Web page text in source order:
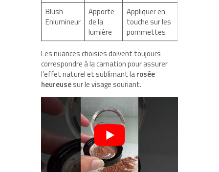
Blush
Enlumineur
Apporte
de la
lumière
Appliquer en
touche sur les
pommettes
Les nuances choisies doivent toujours
correspondre à la carnation pour assurer
l’effet naturel et sublimant larosée
heureusesur le visage souriant.